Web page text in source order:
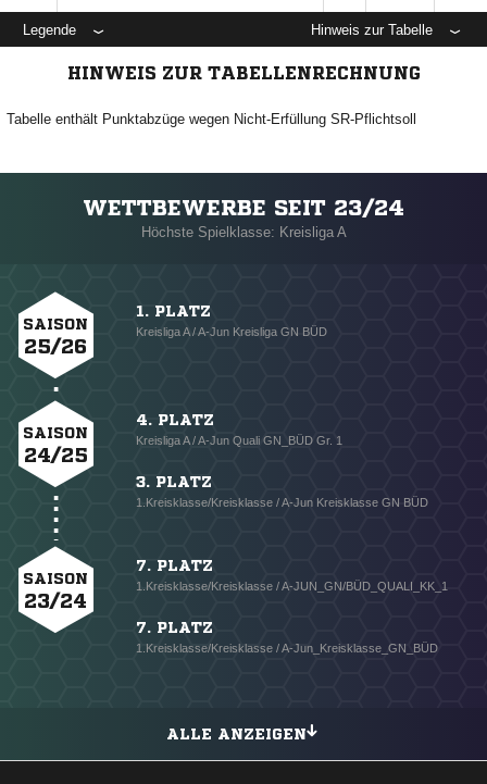
Legende Hinweis zur Tabelle
HINWEIS ZUR TABELLENRECHNUNG
Tabelle enthält Punktabzüge wegen Nicht-Erfüllung SR-Pflichtsoll
WETTBEWERBE SEIT 23/24
Höchste Spielklasse: Kreisliga A
SAISON
25/26
1. PLATZ
Kreisliga A / A-Jun Kreisliga GN BÜD
SAISON
24/25
4. PLATZ
Kreisliga A / A-Jun Quali GN_BÜD Gr. 1
3. PLATZ
1.Kreisklasse/Kreisklasse / A-Jun Kreisklasse GN BÜD
SAISON
23/24
7. PLATZ
1.Kreisklasse/Kreisklasse / A-JUN_GN/BÜD_QUALI_KK_1
7. PLATZ
1.Kreisklasse/Kreisklasse / A-Jun_Kreisklasse_GN_BÜD
ALLE ANZEIGEN